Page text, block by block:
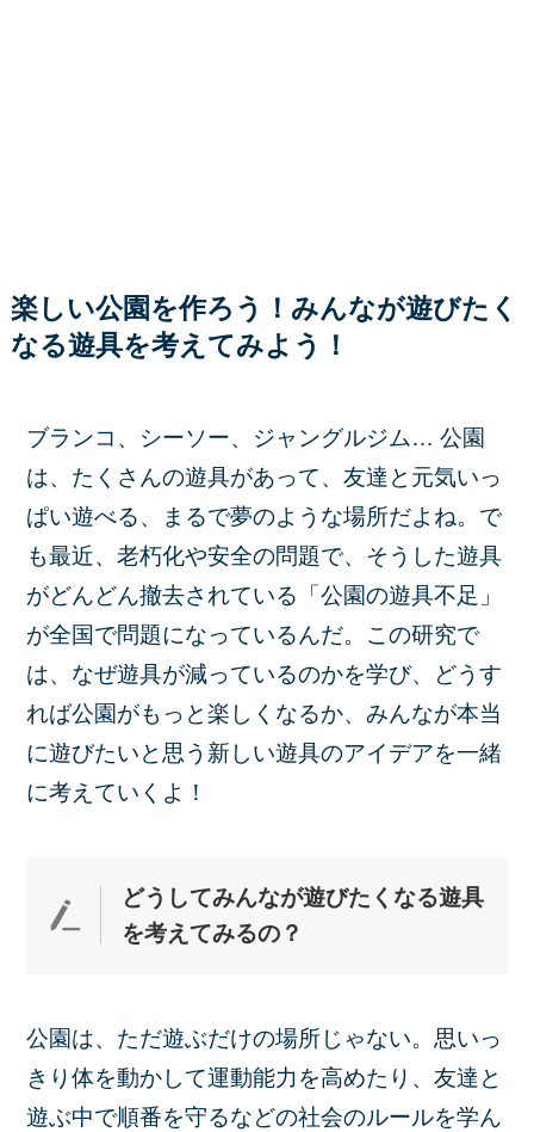
楽しい公園を作ろう！みんなが遊びたく
なる遊具を考えてみよう！
ブランコ、シーソー、ジャングルジム… 公園
は、たくさんの遊具があって、友達と元気いっ
ぱい遊べる、まるで夢のような場所だよね。で
も最近、老朽化や安全の問題で、そうした遊具
がどんどん撤去されている「公園の遊具不足」
が全国で問題になっているんだ。この研究で
は、なぜ遊具が減っているのかを学び、どうす
れば公園がもっと楽しくなるか、みんなが本当
に遊びたいと思う新しい遊具のアイデアを一緒
に考えていくよ！
どうしてみんなが遊びたくなる遊具
を考えてみるの？
公園は、ただ遊ぶだけの場所じゃない。思いっ
きり体を動かして運動能力を高めたり、友達と
遊ぶ中で順番を守るなどの社会のルールを学ん